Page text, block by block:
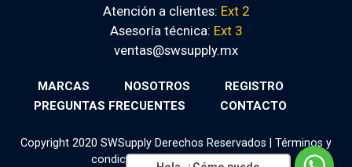
Atención a clientes: Ext 2
Asesoría técnica: Ext 3
ventas@swsupply.mx
MARCAS NOSOTROS
REGISTRO
PREGUNTAS FRECUENTES
CONTACTO
Copyright 2020 SWSupply Derechos Reservados | Términos y
condiciones|Aviso de privacidad